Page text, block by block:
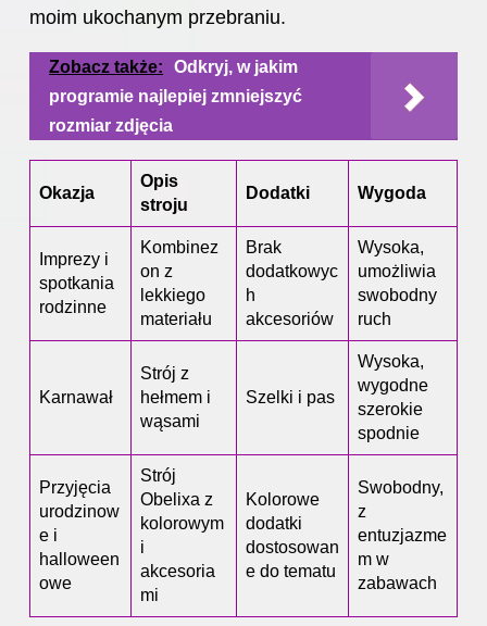
moim ukochanym przebraniu.
Zobacz także:
Odkryj, w jakim
programie najlepiej zmniejszyć
rozmiar zdjęcia
Okazja
Opis
stroju
Dodatki Wygoda
Imprezy i
spotkania
rodzinne
Kombinez
on z
lekkiego
materiału
Brak
dodatkowyc
h
akcesoriów
Wysoka,
umożliwia
swobodny
ruch
Karnawał
Strój z
hełmem i
wąsami
Szelki i pas
Wysoka,
wygodne
szerokie
spodnie
Przyjęcia
urodzinow
e i
halloween
owe
Strój
Obelixa z
kolorowym
i
akcesoria
mi
Kolorowe
dodatki
dostosowan
e do tematu
Swobodny,
z
entuzjazme
m w
zabawach